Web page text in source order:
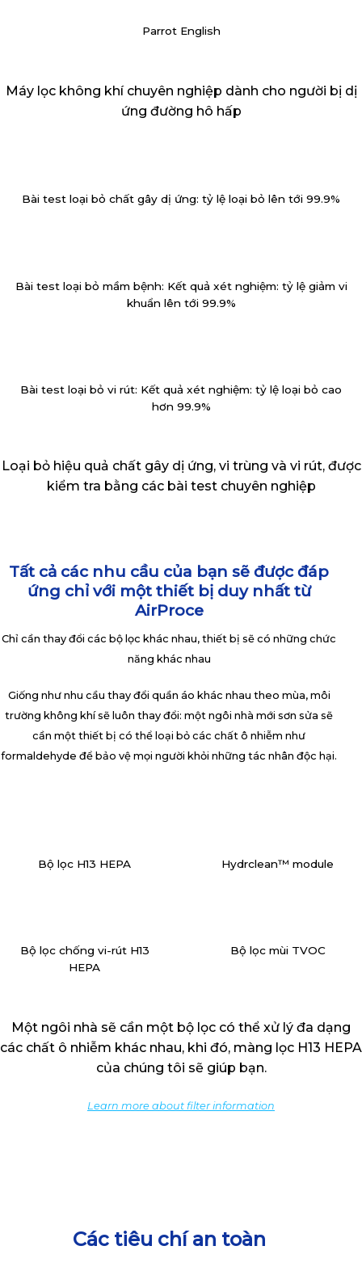
Parrot English
Máy lọc không khí chuyên nghiệp dành cho người bị dị
ứng đường hô hấp
Bài test loại bỏ chất gây dị ứng: tỷ lệ loại bỏ lên tới 99.9%
Bài test loại bỏ mầm bệnh: Kết quả xét nghiệm: tỷ lệ giảm vi
khuẩn lên tới 99.9%
Bài test loại bỏ vi rút: Kết quả xét nghiệm: tỷ lệ loại bỏ cao
hơn 99.9%
Loại bỏ hiệu quả chất gây dị ứng, vi trùng và vi rút, được
kiểm tra bằng các bài test chuyên nghiệp
Tất cả các nhu cầu của bạn sẽ được đáp
ứng chỉ với một thiết bị duy nhất từ
AirProce
Chỉ cần thay đổi các bộ lọc khác nhau, thiết bị sẽ có những chức
năng khác nhau
Giống như nhu cầu thay đổi quần áo khác nhau theo mùa, môi
trường không khí sẽ luôn thay đổi: một ngôi nhà mới sơn sửa sẽ
cần một thiết bị có thể loại bỏ các chất ô nhiễm như
formaldehyde để bảo vệ mọi người khỏi những tác nhân độc hại.
Bộ lọc H13 HEPA Hydrclean™ module
Bộ lọc chống vi-rút H13
HEPA
Bộ lọc mùi TVOC
Một ngôi nhà sẽ cần một bộ lọc có thể xử lý đa dạng
các chất ô nhiễm khác nhau, khi đó, màng lọc H13 HEPA
của chúng tôi sẽ giúp bạn.
Learn more about filter information
Các tiêu chí an toàn